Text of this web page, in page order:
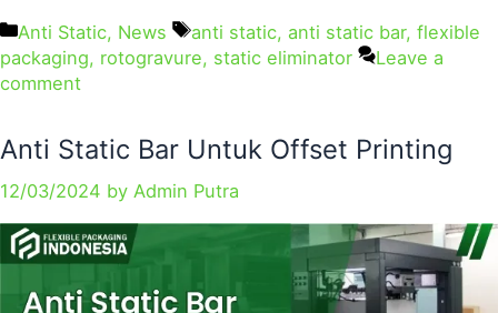
Anti Static, News anti static, anti static bar, flexible
packaging, rotogravure, static eliminator
Leave a
comment
Anti Static Bar Untuk Offset Printing
12/03/2024 by Admin Putra